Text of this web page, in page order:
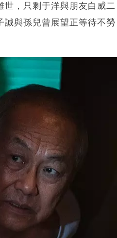
，只剩于洋與朋友白威二
誠與孫兒曾展望正等待不勞